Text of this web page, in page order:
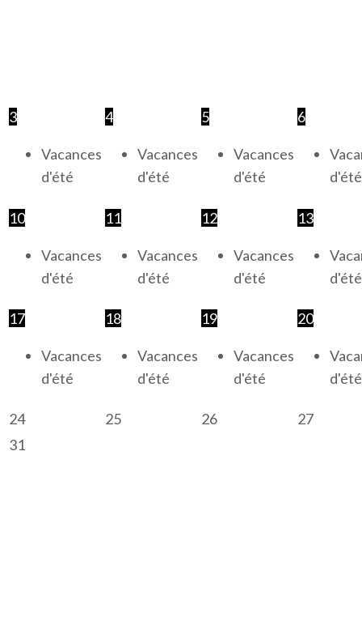
3
Vacances
d'été
4
Vacances
d'été
5
Vacances
d'été
6
d'été
10
Vacances
d'été
11
Vacances
d'été
12
Vacances
d'été
13
d'été
17
Vacances
d'été
18
Vacances
d'été
19
Vacances
d'été
20
d'été
24 25 26
27
31